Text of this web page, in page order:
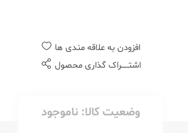
افزودن به علاقه مندی ها
اشتــــــراک گذاری محصول
وضعیت کالا: ناموجود